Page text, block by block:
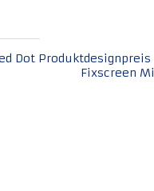
Dot
Fixscreen